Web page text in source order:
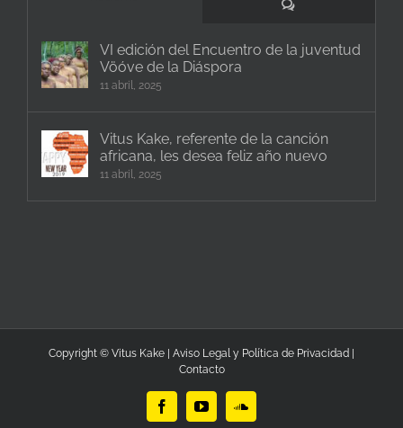
Comentarios
VI edición del Encuentro de la juventud
Vöóve de la Diáspora
11 abril, 2025
Vitus Kake, referente de la canción
africana, les desea feliz año nuevo
11 abril, 2025
Copyright © Vitus Kake | Aviso Legal y Política de Privacidad
Contacto
FacebookYouTubeSoundCloud